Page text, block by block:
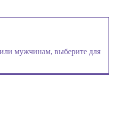
мужчинам, выберите для